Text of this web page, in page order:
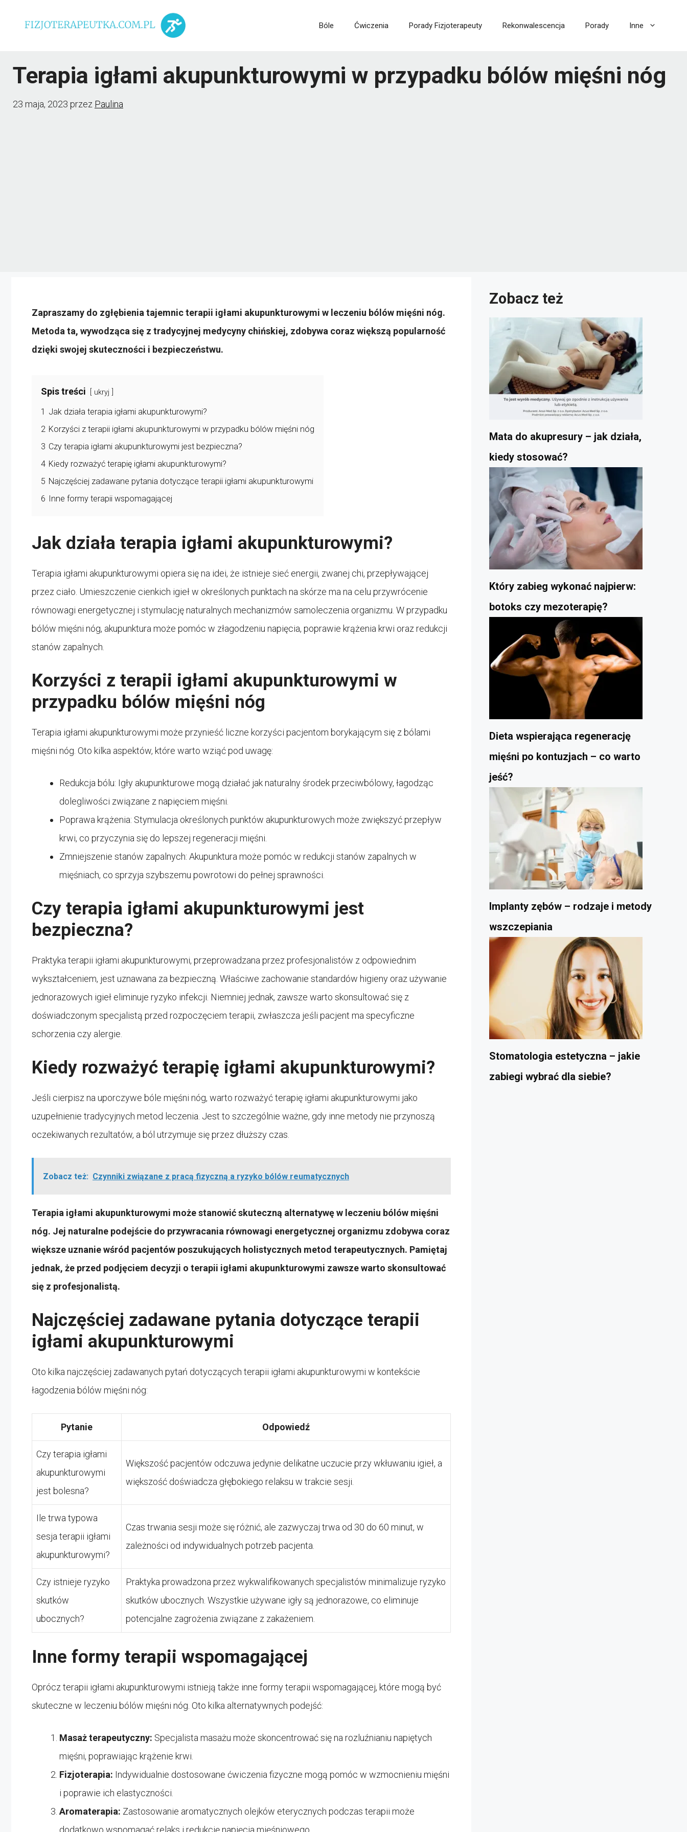
Bóle Ćwiczenia Porady Fizjoterapeuty Rekonwalescencja Porady Inne
Terapia igłami akupunkturowymi w przypadku bólów mięśni nóg
23 maja, 2023 przez Paulina
Zapraszamy do zgłębienia tajemnic terapii igłami akupunkturowymi w leczeniu bólów mięśni nóg.
Metoda ta, wywodząca się z tradycyjnej medycyny chińskiej, zdobywa coraz większą popularność
dzięki swojej skuteczności i bezpieczeństwu.
Spis treści ukryj
1 Jak działa terapia igłami akupunkturowymi?
2 Korzyści z terapii igłami akupunkturowymi w przypadku bólów mięśni nóg
3 Czy terapia igłami akupunkturowymi jest bezpieczna?
4 Kiedy rozważyć terapię igłami akupunkturowymi?
5 Najczęściej zadawane pytania dotyczące terapii igłami akupunkturowymi
6 Inne formy terapii wspomagającej
Jak działa terapia igłami akupunkturowymi?
Terapia igłami akupunkturowymi opiera się na idei, że istnieje sieć energii, zwanej chi, przepływającej
przez ciało. Umieszczenie cienkich igieł w określonych punktach na skórze ma na celu przywrócenie
równowagi energetycznej i stymulację naturalnych mechanizmów samoleczenia organizmu. W przypadku
bólów mięśni nóg, akupunktura może pomóc w złagodzeniu napięcia, poprawie krążenia krwi oraz redukcji
stanów zapalnych.
Korzyści z terapii igłami akupunkturowymi w
przypadku bólów mięśni nóg
Terapia igłami akupunkturowymi może przynieść liczne korzyści pacjentom borykającym się z bólami
mięśni nóg. Oto kilka aspektów, które warto wziąć pod uwagę:
Redukcja bólu: Igły akupunkturowe mogą działać jak naturalny środek przeciwbólowy, łagodząc
dolegliwości związane z napięciem mięśni.
Poprawa krążenia: Stymulacja określonych punktów akupunkturowych może zwiększyć przepływ
krwi, co przyczynia się do lepszej regeneracji mięśni.
Zmniejszenie stanów zapalnych: Akupunktura może pomóc w redukcji stanów zapalnych w
mięśniach, co sprzyja szybszemu powrotowi do pełnej sprawności.
Czy terapia igłami akupunkturowymi jest
bezpieczna?
Praktyka terapii igłami akupunkturowymi, przeprowadzana przez profesjonalistów z odpowiednim
wykształceniem, jest uznawana za bezpieczną. Właściwe zachowanie standardów higieny oraz używanie
jednorazowych igieł eliminuje ryzyko infekcji. Niemniej jednak, zawsze warto skonsultować się z
doświadczonym specjalistą przed rozpoczęciem terapii, zwłaszcza jeśli pacjent ma specyficzne
schorzenia czy alergie.
Kiedy rozważyć terapię igłami akupunkturowymi?
Jeśli cierpisz na uporczywe bóle mięśni nóg, warto rozważyć terapię igłami akupunkturowymi jako
uzupełnienie tradycyjnych metod leczenia. Jest to szczególnie ważne, gdy inne metody nie przynoszą
oczekiwanych rezultatów, a ból utrzymuje się przez dłuższy czas.
Zobacz też: Czynniki związane z pracą fizyczną a ryzyko bólów reumatycznych
Terapia igłami akupunkturowymi może stanowić skuteczną alternatywę w leczeniu bólów mięśni
nóg. Jej naturalne podejście do przywracania równowagi energetycznej organizmu zdobywa coraz
większe uznanie wśród pacjentów poszukujących holistycznych metod terapeutycznych. Pamiętaj
jednak, że przed podjęciem decyzji o terapii igłami akupunkturowymi zawsze warto skonsultować
się z profesjonalistą.
Najczęściej zadawane pytania dotyczące terapii
igłami akupunkturowymi
Oto kilka najczęściej zadawanych pytań dotyczących terapii igłami akupunkturowymi w kontekście
łagodzenia bólów mięśni nóg:
Pytanie Odpowiedź
Czy terapia igłami
akupunkturowymi
jest bolesna?
Większość pacjentów odczuwa jedynie delikatne uczucie przy wkłuwaniu igieł, a
większość doświadcza głębokiego relaksu w trakcie sesji.
Ile trwa typowa
sesja terapii igłami
akupunkturowymi?
Czas trwania sesji może się różnić, ale zazwyczaj trwa od 30 do 60 minut, w
zależności od indywidualnych potrzeb pacjenta.
Czy istnieje ryzyko
skutków
ubocznych?
Praktyka prowadzona przez wykwalifikowanych specjalistów minimalizuje ryzyko
skutków ubocznych. Wszystkie używane igły są jednorazowe, co eliminuje
potencjalne zagrożenia związane z zakażeniem.
Inne formy terapii wspomagającej
Oprócz terapii igłami akupunkturowymi istnieją także inne formy terapii wspomagającej, które mogą być
skuteczne w leczeniu bólów mięśni nóg. Oto kilka alternatywnych podejść:
Masaż terapeutyczny: Specjalista masażu może skoncentrować się na rozluźnianiu napiętych
mięśni, poprawiając krążenie krwi.
Fizjoterapia: Indywidualnie dostosowane ćwiczenia fizyczne mogą pomóc w wzmocnieniu mięśni
i poprawie ich elastyczności.
Aromaterapia: Zastosowanie aromatycznych olejków eterycznych podczas terapii może
dodatkowo wspomagać relaks i redukcję napięcia mięśniowego.
Zobacz też
Mata do akupresury – jak działa,
kiedy stosować?
Który zabieg wykonać najpierw:
botoks czy mezoterapię?
Dieta wspierająca regenerację
mięśni po kontuzjach – co warto
jeść?
Implanty zębów – rodzaje i metody
wszczepiania
Stomatologia estetyczna – jakie
zabiegi wybrać dla siebie?